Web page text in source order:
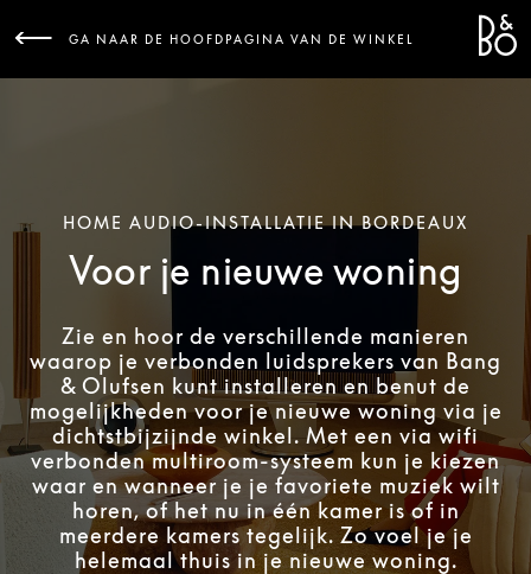
GA NAAR DE HOOFDPAGINA VAN DE WINKEL
HOME AUDIO-INSTALLATIE IN BORDEAUX
Voor je nieuwe woning
Zie en hoor de verschillende manieren
waarop je verbonden luidsprekers van Bang
& Olufsen kunt installeren en benut de
mogelijkheden voor je nieuwe woning via je
dichtstbijzijnde winkel. Met een via wifi
verbonden multiroom-systeem kun je kiezen
waar en wanneer je je favoriete muziek wilt
horen, of het nu in één kamer is of in
meerdere kamers tegelijk. Zo voel je je
helemaal thuis in je nieuwe woning.